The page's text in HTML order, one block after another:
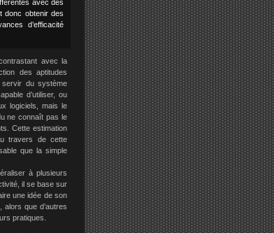
avec des
donc obtenir des
d’efficacité
avec la
des aptitudes
servir du système
d’utiliser, ou
logiciels, mais le
ne connaît pas le
Cette estimation
travers de cette
que la simple
à plusieurs
il se base sur
une idée de son
alors que d’autres
pratiques.